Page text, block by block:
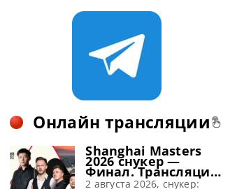
Онлайн трансляции
Shanghai Masters
2026 снукер —
Финал. Трансляции
расписание
2 августа 2026, снукер: